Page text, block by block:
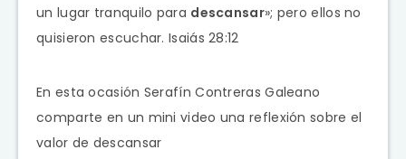
un lugar tranquilo para descansar»; pero ellos no
quisieron escuchar. Isaiás 28:12
En esta ocasión Serafín Contreras Galeano
comparte en un mini video una reflexión sobre el
valor de descansar